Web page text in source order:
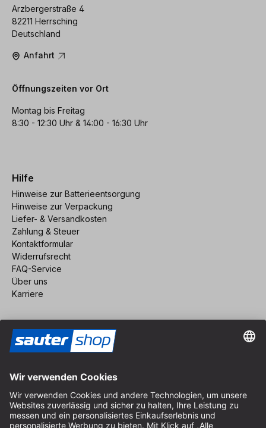
Arzbergerstraße 4
82211 Herrsching
Deutschland
Anfahrt
Öffnungszeiten vor Ort
Montag bis Freitag
8:30 - 12:30 Uhr & 14:00 - 16:30 Uhr
Hilfe
Hinweise zur Batterieentsorgung
Hinweise zur Verpackung
Liefer- & Versandkosten
Zahlung & Steuer
Kontaktformular
Widerrufsrecht
FAQ-Service
Über uns
Karriere
Impressum
AGB